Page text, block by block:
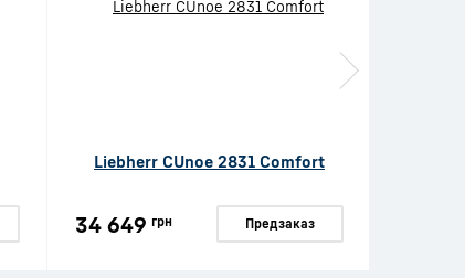
Liebherr CUnoe 2831 Comfort
34 649 грн Предзаказ